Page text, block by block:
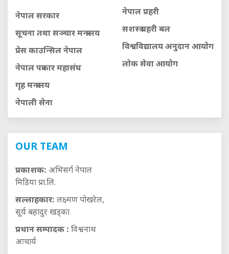
नेपाल सरकार
सूचना तथा सञ्चार मन्त्रालय
प्रेस काउन्सिल नेपाल
नेपाल पत्रकार महासंघ
गृह मन्त्रालय
नेपाली सेना
नेपाल प्रहरी
सशस्त्र प्रहरी बल
विश्वविद्यालय अनुदान आयाेग
लाेक सेवा आयाेग
OUR TEAM
प्रकाशक: अभिसर्ग नेपाल
मिडिया प्रा.लि.
सल्लाहकार: लक्ष्मण पोखरेल,
सूर्य बहादुर खड्का
प्रधान सम्पादक : विश्वनाथ
आचार्य